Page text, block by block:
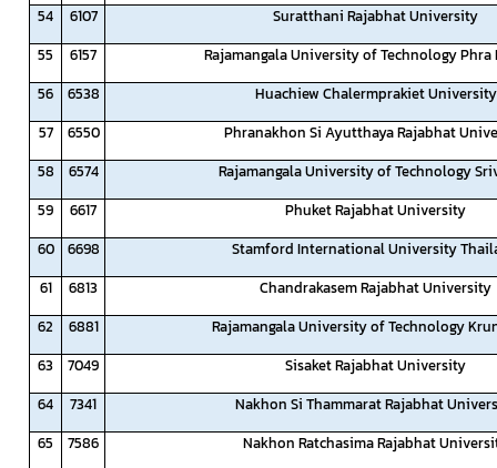
54
6107
Suratthani Rajabhat University
55
6157
Rajamangala University of Technology Phra
56
6538
Huachiew Chalermprakiet University
57
6550
Phranakhon Si Ayutthaya Rajabhat
58
6574
Rajamangala University of Technology
59
6617
Phuket Rajabhat University
60
6698
Stamford International University
61
6813
Chandrakasem Rajabhat University
62
6881
Rajamangala University of Technology
63
7049
Sisaket Rajabhat University
64
7341
Nakhon Si Thammarat Rajabhat
65
7586
Nakhon Ratchasima Rajabhat